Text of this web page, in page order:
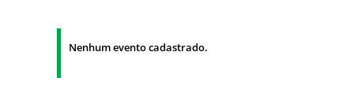
Nenhum evento cadastrado.